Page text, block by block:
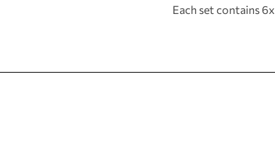
Each set contains 6x